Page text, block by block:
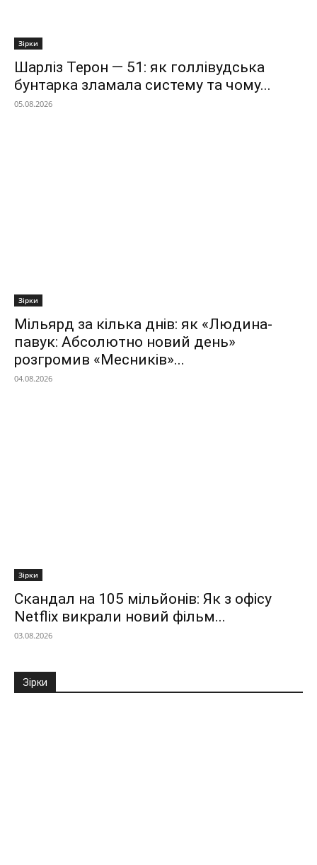
Зірки
Шарліз Терон — 51: як голлівудська
бунтарка зламала систему та чому...
05.08.2026
Зірки
Мільярд за кілька днів: як «Людина-
павук: Абсолютно новий день»
розгромив «Месників»...
04.08.2026
Зірки
Скандал на 105 мільйонів: Як з офісу
Netflix викрали новий фільм...
03.08.2026
Зірки